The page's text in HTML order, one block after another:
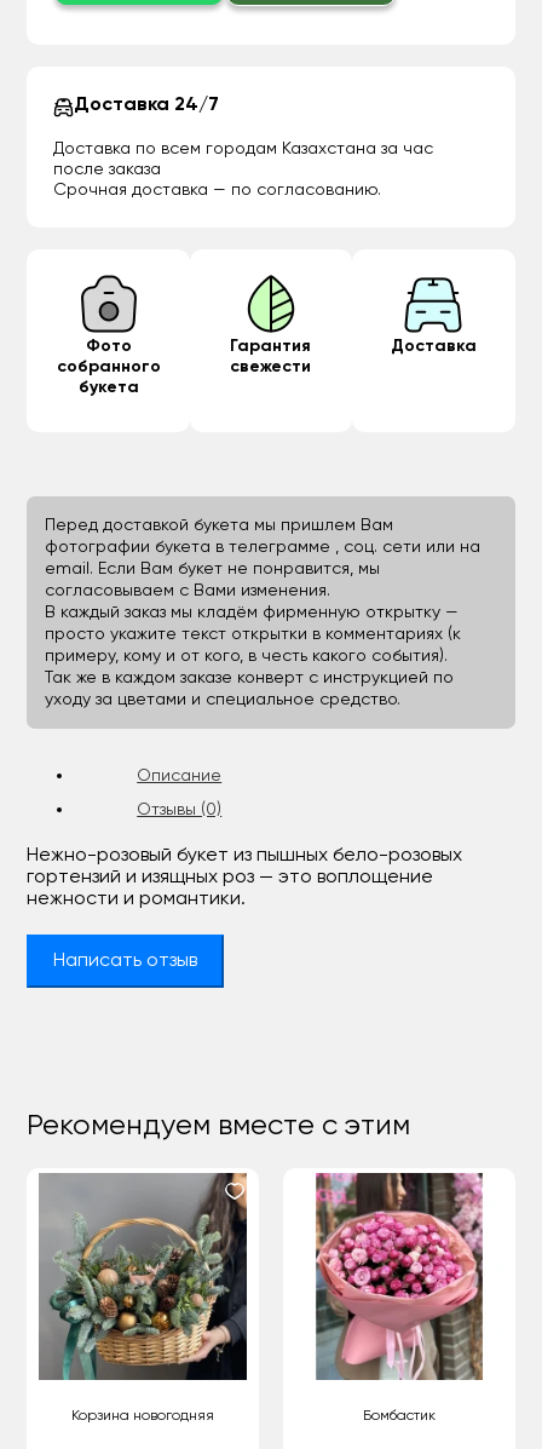
Доставка 24/7
Доставка по всем городам Казахстана за час
после заказа
Срочная доставка — по согласованию.
Фото
собранного
букета
Гарантия
свежести
Доставка
Перед доставкой букета мы пришлем Вам
фотографии букета в телеграмме , соц. сети или на
email. Если Вам букет не понравится, мы
согласовываем с Вами изменения.
В каждый заказ мы кладём фирменную открытку —
просто укажите текст открытки в комментариях (к
примеру, кому и от кого, в честь какого события).
Так же в каждом заказе конверт с инструкцией по
уходу за цветами и специальное средство.
Описание
Отзывы (0)
Нежно-розовый букет из пышных бело-розовых
гортензий и изящных роз — это воплощение
нежности и романтики.
Написать отзыв
Рекомендуем вместе с этим
Корзина новогодняя Бомбастик